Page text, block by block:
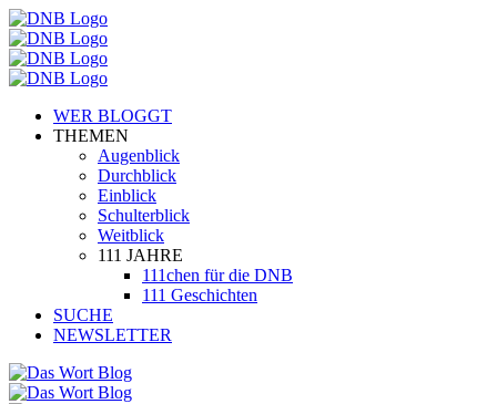
WER BLOGGT
THEMEN
Augenblick
Durchblick
Einblick
Schulterblick
Weitblick
111 JAHRE
111chen für die DNB
111 Geschichten
SUCHE
NEWSLETTER